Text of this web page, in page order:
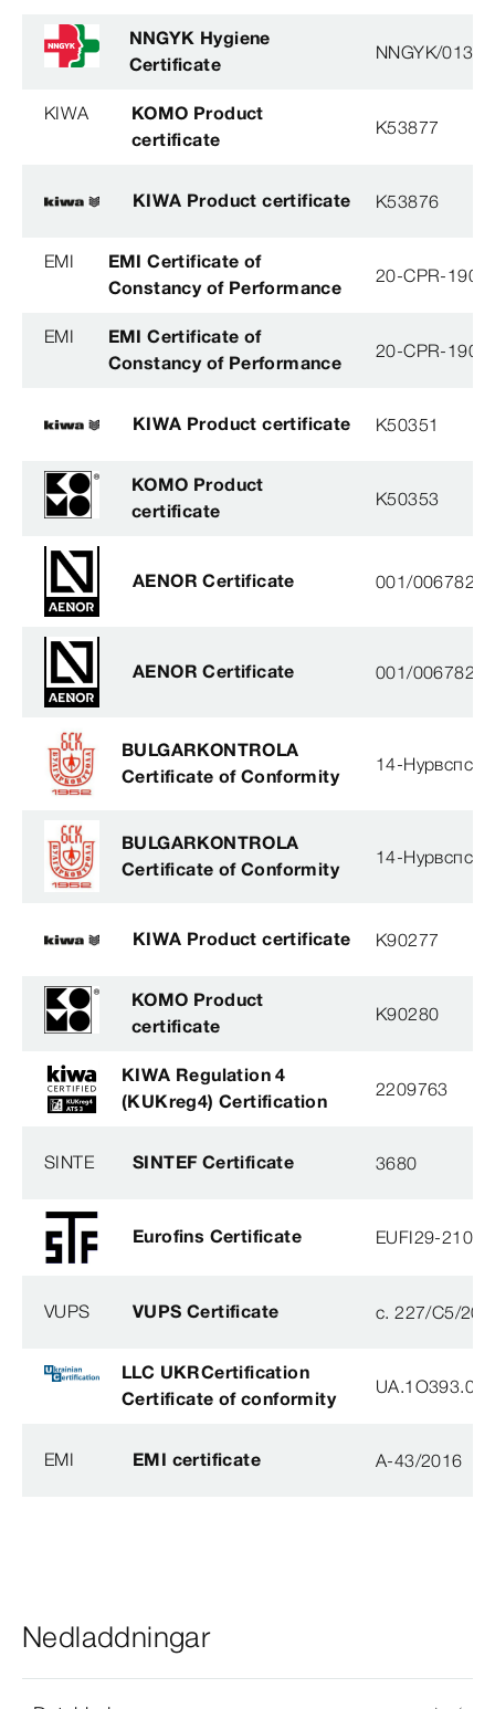
NNGYK Hygiene
Certificate
NNGYK/
KIWA
KOMO Product
certificate
K53877
KIWA Product certificate K53876
EMI
EMI Certificate of
Constancy of Performance
20-CPR-190-
EMI
EMI Certificate of
Constancy of Performance
20-CPR-190-
KIWA Product certificate K50351
KOMO Product
certificate
K50353
AENOR Certificate 001/006782
AENOR Certificate 001/006782
BULGARKONTROLA
Certificate of Conformity
14-
BULGARKONTROLA
Certificate of Conformity
14-
KIWA Product certificate K90277
KOMO Product
certificate
K90280
KIWA Regulation 4
(KUKreg4) Certification
2209763
SINTE SINTEF Certificate 3680
Eurofins Certificate EUFI29-
VUPS VUPS Certificate c. 227/C5/
LLC UKRCertification
Certificate of conformity
EMI EMI certificate A-43/2016
Nedladdningar